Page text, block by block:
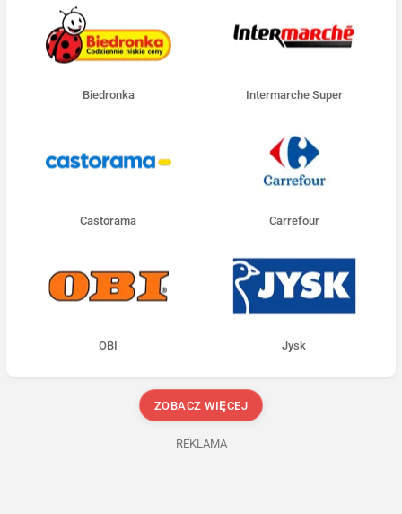
Biedronka Intermarche Super
Castorama Carrefour
OBI Jysk
ZOBACZ WIĘCEJ
REKLAMA